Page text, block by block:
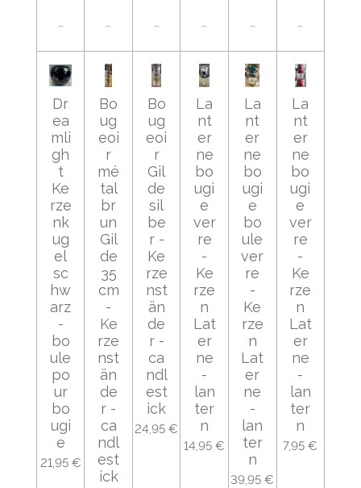
Ajouter au panierAjouter au panierAjouter au panierAjouter au panier
Ajouter au panier
Ajouter au
Dr
ea
mli
gh
t
Ke
rze
nk
ug
el
sc
hw
arz
-
bo
ule
po
ur
bo
ugi
e
21,95 €
Bo
ug
eoi
r
mé
tal
br
un
Gil
de
35
cm
-
Ke
rze
nst
än
de
r -
ca
ndl
est
ick
Bo
ug
eoi
r
Gil
de
sil
be
r -
Ke
rze
nst
än
de
r -
ca
ndl
est
ick
24,95 €
La
nt
er
ne
bo
ugi
e
ver
re
-
Ke
rze
n
Lat
er
ne
-
lan
ter
n
14,95 €
La
nt
er
ne
bo
ugi
e
bo
ule
ver
re
-
Ke
rze
n
Lat
er
ne
-
lan
ter
n
39,95 €
La
nt
er
ne
bo
ugi
e
ver
re
-
Ke
rze
n
Lat
er
ne
-
lan
ter
n
7,95 €